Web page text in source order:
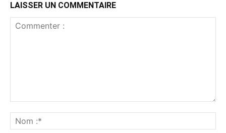
LAISSER UN COMMENTAIRE